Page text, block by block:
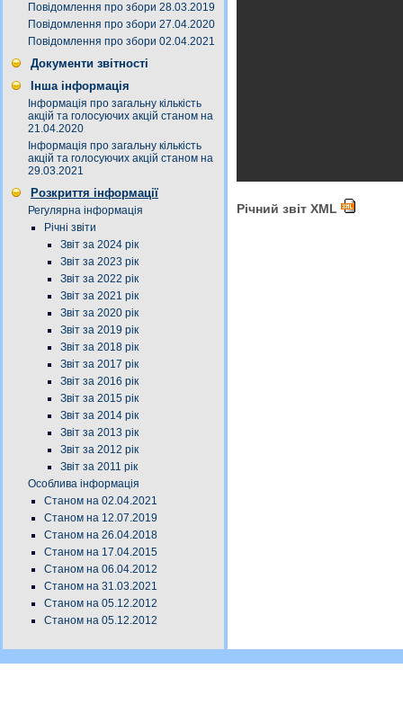
Повідомлення про збори 28.03.2019
Повідомлення про збори 27.04.2020
Повідомлення про збори 02.04.2021
Документи звітності
Інша інформація
Інформація про загальну кількість
акцій та голосуючих акцій станом на
21.04.2020
Інформація про загальну кількість
акцій та голосуючих акцій станом на
29.03.2021
Розкриття інформації
Регулярна інформація
Річні звіти
Звіт за 2024 рік
Звіт за 2023 рік
Звіт за 2022 рік
Звіт за 2021 рік
Звіт за 2020 рік
Звіт за 2019 рік
Звіт за 2018 рік
Звіт за 2017 рік
Звіт за 2016 рік
Звіт за 2015 рік
Звіт за 2014 рік
Звіт за 2013 рік
Звіт за 2012 рік
Звіт за 2011 рік
Особлива інформація
Станом на 02.04.2021
Станом на 12.07.2019
Станом на 26.04.2018
Станом на 17.04.2015
Станом на 06.04.2012
Станом на 31.03.2021
Станом на 05.12.2012
Станом на 05.12.2012
Річний звіт XML